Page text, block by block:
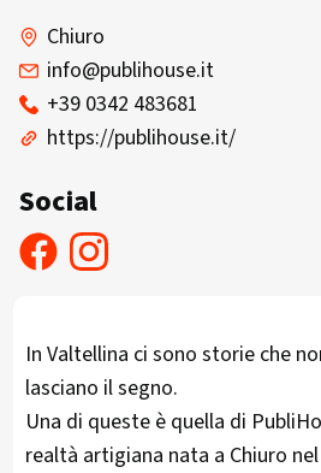
Chiuro
info@publihouse.it
+39 0342 483681
https://publihouse.it/
Social
In Valtellina ci sono storie che
lasciano il segno.
Una di queste è quella di
realtà artigiana nata a Chiuro